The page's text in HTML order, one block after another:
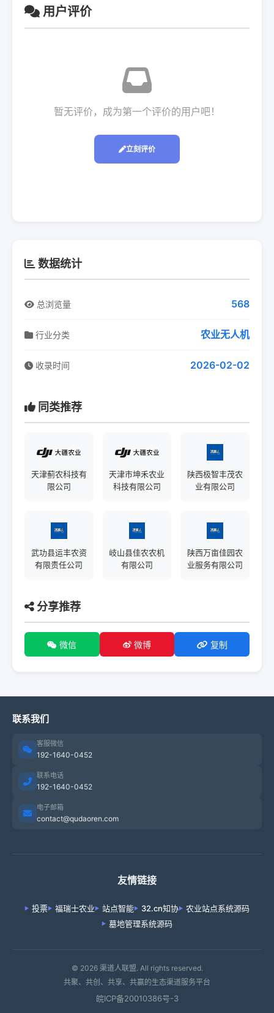
用户评价
暂无评价，成为第一个评价的用户吧！
立刻评价
数据统计
总浏览量 568
行业分类 农业无人机
收录时间 2026-02-02
同类推荐
天津蓟农科技有
限公司
天津市坤禾农业
科技有限公司
陕西极智丰茂农
业有限公司
武功县运丰农资
有限责任公司
岐山县佳农农机
有限公司
陕西万亩佳园农
业服务有限公司
分享推荐
微信 微博 复制
联系我们
客服微信
192-1640-0452
联系电话
192-1640-0452
电子邮箱
contact@qudaoren.com
友情链接
投票 福瑞士农业 站点智能 32.cn知协
农业站点系统源码
墓地管理系统源码
© 2026 渠道人联盟. All rights reserved.
共聚、共创、共享、共赢的生态渠道服务平台
皖ICP备20010386号-3